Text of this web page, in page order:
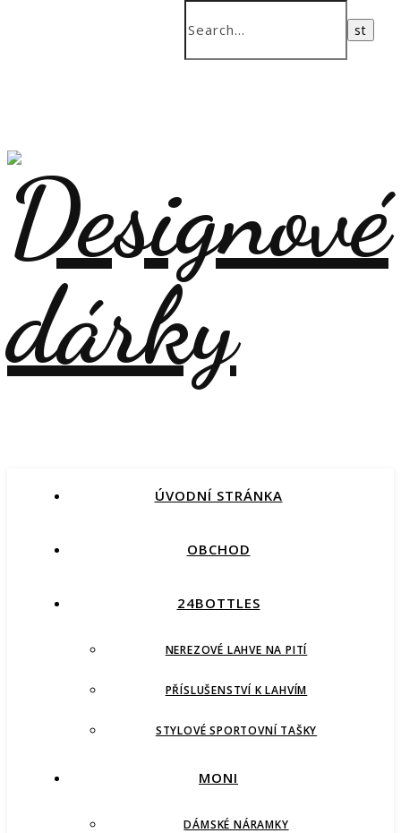
ÚVODNÍ STRÁNKA
OBCHOD
24BOTTLES
NEREZOVÉ LAHVE NA PITÍ
PŘÍSLUŠENSTVÍ K LAHVÍM
STYLOVÉ SPORTOVNÍ TAŠKY
MONI
DÁMSKÉ NÁRAMKY